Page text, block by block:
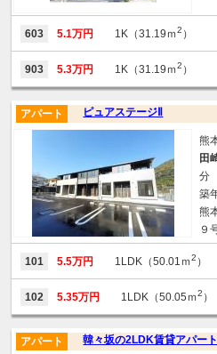
603 5.1万円 1K（31.19ｍ2 ）
903 5.3万円 1K（31.19ｍ2 ）
ピュアステージⅡ
アパート
熊
田
分
築
熊
９
101 5.5万円 1LDK（50.01ｍ2 ）
102 5.35万円 1LDK（50.05ｍ2 ）
韓々坂の2LDK賃貸アパート
アパート